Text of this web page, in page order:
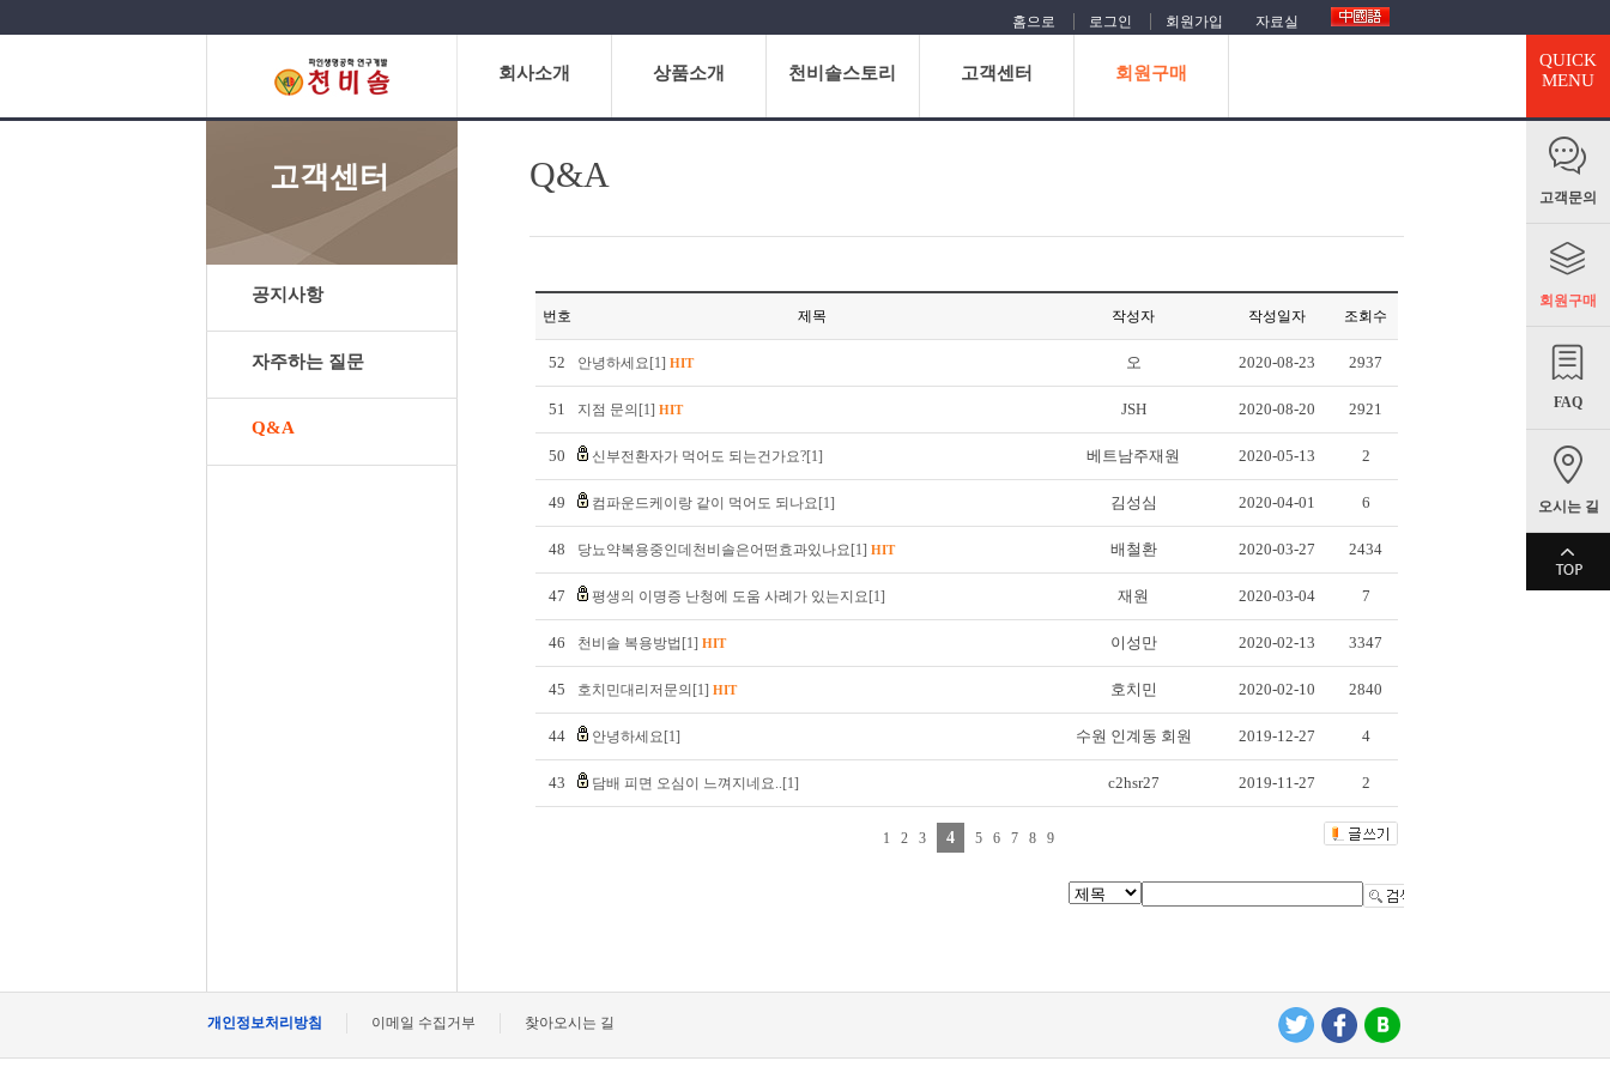
QUICK
MENU
고객문의
회원구매
FAQ
오시는 길
홈으로 로그인 회원가입 자료실
회사소개 상품소개 천비솔스토리 고객센터 회원구매
고객센터
공지사항
자주하는 질문
Q&A
Q&A
번호 제목 작성자 작성일자 조회수
52 안녕하세요[1] HIT 오 2020-08-23 2937
51 지점 문의[1] HIT JSH 2020-08-20 2921
50 신부전환자가 먹어도 되는건가요?[1] 베트남주재원 2020-05-13 2
49 컴파운드케이랑 같이 먹어도 되나요[1] 김성심 2020-04-01 6
48 당뇨약복용중인데천비솔은어떤효과있나요[1] HIT 배철환 2020-03-27 2434
47 평생의 이명증 난청에 도움 사례가 있는지요[1] 재원 2020-03-04 7
46 천비솔 복용방법[1] HIT 이성만 2020-02-13 3347
45 호치민대리저문의[1] HIT 호치민 2020-02-10 2840
44 안녕하세요[1] 수원 인계동 회원 2019-12-27 4
43 담배 피면 오심이 느껴지네요..[1] c2hsr27 2019-11-27 2
1 2 3 4 5 6 7 8 9
개인정보처리방침 이메일 수집거부 찾아오시는 길